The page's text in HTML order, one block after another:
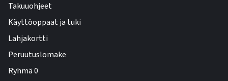
Takuuohjeet
Käyttöoppaat ja tuki
Lahjakortti
Peruutuslomake
Ryhmä 0